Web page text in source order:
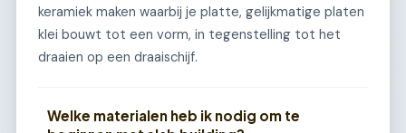
keramiek maken waarbij je platte, gelijkmatige platen
klei bouwt tot een vorm, in tegenstelling tot het
draaien op een draaischijf.
Welke materialen heb ik nodig om te